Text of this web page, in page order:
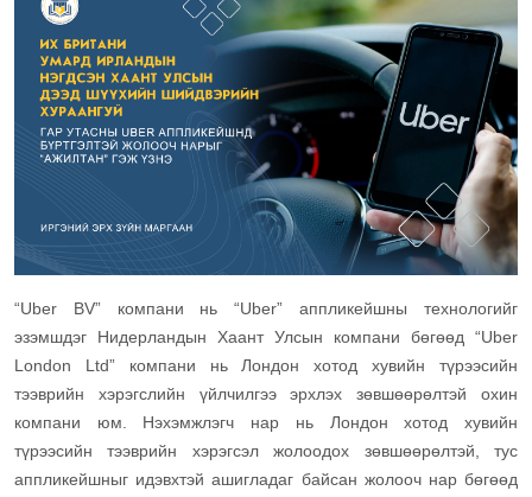
“Uber BV” компани нь “Uber” аппликейшны технологийг
эзэмшдэг Нидерландын Хаант Улсын компани бөгөөд “Uber
London Ltd” компани нь Лондон хотод хувийн түрээсийн
тээврийн хэрэгслийн үйлчилгээ эрхлэх зөвшөөрөлтэй охин
компани юм. Нэхэмжлэгч нар нь Лондон хотод хувийн
түрээсийн тээврийн хэрэгсэл жолоодох зөвшөөрөлтэй, тус
аппликейшныг идэвхтэй ашигладаг байсан жолооч нар бөгөөд